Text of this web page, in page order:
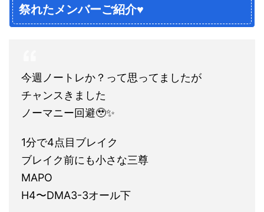
祭れたメンバーご紹介♥
今週ノートレか？って思ってましたが
チャンスきました
ノーマニー回避🥹✨
1分で4点目ブレイク
ブレイク前にも小さな三尊
MAPO
H4〜DMA3-3オール下